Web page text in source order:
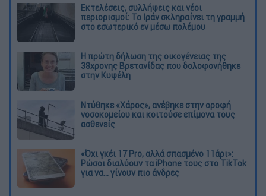
Εκτελέσεις, συλλήψεις και νέοι
περιορισμοί: Το Ιράν σκληραίνει τη γραμμή
στο εσωτερικό εν μέσω πολέμου
Η πρώτη δήλωση της οικογένειας της
38χρονης Βρετανίδας που δολοφονήθηκε
στην Κυψέλη
Ντύθηκε «Χάρος», ανέβηκε στην οροφή
νοσοκομείου και κοιτούσε επίμονα τους
ασθενείς
«Όχι γκέι 17 Pro, αλλά σπασμένο 11άρι»:
Ρώσοι διαλύουν τα iPhone τους στο TikTok
για να... γίνουν πιο άνδρες